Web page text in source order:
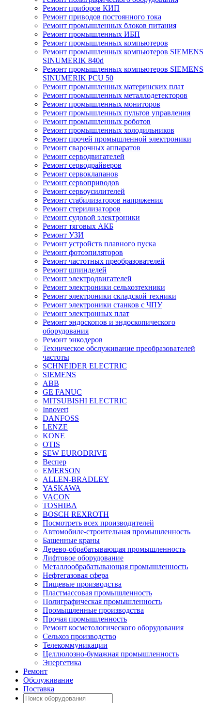
Ремонт приборов КИП
Ремонт приводов постоянного тока
Ремонт промышленных блоков питания
Ремонт промышленных ИБП
Ремонт промышленных компьютеров
Ремонт промышленных компьютеров SIEMENS
SINUMERIK 840d
Ремонт промышленных компьютеров SIEMENS
SINUMERIK PCU 50
Ремонт промышленных материнских плат
Ремонт промышленных металлодетекторов
Ремонт промышленных мониторов
Ремонт промышленных пультов управления
Ремонт промышленных роботов
Ремонт промышленных холодильников
Ремонт прочей промышленной электроники
Ремонт сварочных аппаратов
Ремонт серводвигателей
Ремонт серводрайверов
Ремонт сервоклапанов
Ремонт сервоприводов
Ремонт сервоусилителей
Ремонт стабилизаторов напряжения
Ремонт стерилизаторов
Ремонт судовой электроники
Ремонт тяговых АКБ
Ремонт УЗИ
Ремонт устройств плавного пуска
Ремонт фотоэпиляторов
Ремонт частотных преобразователей
Ремонт шпинделей
Ремонт электродвигателей
Ремонт электроники сельхозтехники
Ремонт электроники складской техники
Ремонт электроники станков с ЧПУ
Ремонт электронных плат
Ремонт эндоскопов и эндоскопического
оборудования
Ремонт энкодеров
Техническое обслуживание преобразователей
частоты
SCHNEIDER ELECTRIC
SIEMENS
ABB
GE FANUC
MITSUBISHI ELECTRIC
Innovert
DANFOSS
LENZE
KONE
OTIS
SEW EURODRIVE
Веспер
EMERSON
ALLEN-BRADLEY
YASKAWA
VACON
TOSHIBA
BOSCH REXROTH
Посмотреть всех производителей
Автомобиле-строительная промышленность
Башенные краны
Дерево-обрабатывающая промышленность
Лифтовое оборудование
Металлообрабатывающая промышленность
Нефтегазовая сфера
Пищевые производства
Пластмассовая промышленность
Полиграфическая промышленность
Промышленные производства
Прочая промышленность
Ремонт косметологического оборудования
Сельхоз производство
Телекоммуникации
Целлюлозно-бумажная промышленность
Энергетика
Ремонт
Обслуживание
Поставка